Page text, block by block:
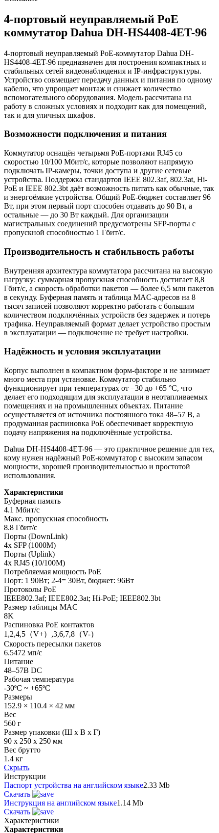
4-портовый неуправляемый PoE
коммутатор Dahua DH-HS4408-4ET-96
4-портовый неуправляемый PoE-коммутатор Dahua DH-
HS4408-4ET-96 предназначен для построения компактных и
стабильных сетей видеонаблюдения и IP-инфраструктуры.
Устройство совмещает передачу данных и питания по одному
кабелю, что упрощает монтаж и снижает количество
вспомогательного оборудования. Модель рассчитана на
работу в сложных условиях и подходит как для помещений,
так и для уличных шкафов.
Возможности подключения и питания
Коммутатор оснащён четырьмя PoE-портами RJ45 со
скоростью 10/100 Мбит/с, которые позволяют напрямую
подключать IP-камеры, точки доступа и другие сетевые
устройства. Поддержка стандартов IEEE 802.3af, 802.3at, Hi-
PoE и IEEE 802.3bt даёт возможность питать как обычные, так
и энергоёмкие устройства. Общий PoE-бюджет составляет 96
Вт, при этом первый порт способен отдавать до 90 Вт, а
остальные — до 30 Вт каждый. Для организации
магистральных соединений предусмотрены SFP-порты с
пропускной способностью 1 Гбит/с.
Производительность и стабильность работы
Внутренняя архитектура коммутатора рассчитана на высокую
нагрузку: суммарная пропускная способность достигает 8,8
Гбит/с, а скорость обработки пакетов — более 6,5 млн пакетов
в секунду. Буферная память и таблица MAC-адресов на 8
тысяч записей позволяют корректно работать с большим
количеством подключённых устройств без задержек и потерь
трафика. Неуправляемый формат делает устройство простым
в эксплуатации — подключение не требует настройки.
Надёжность и условия эксплуатации
Корпус выполнен в компактном форм-факторе и не занимает
много места при установке. Коммутатор стабильно
функционирует при температурах от −30 до +65 °C, что
делает его подходящим для эксплуатации в неотапливаемых
помещениях и на промышленных объектах. Питание
осуществляется от источника постоянного тока 48–57 В, а
продуманная распиновка PoE обеспечивает корректную
подачу напряжения на подключённые устройства.
Dahua DH-HS4408-4ET-96 — это практичное решение для тех,
кому нужен надёжный PoE-коммутатор с высоким запасом
мощности, хорошей производительностью и простотой
использования.
Характеристики
Буферная память
4.1 Мбит/с
Макс. пропускная способность
8.8 Гбит/с
Порты (DownLink)
4x SFP (1000M)
Порты (Uplink)
4x RJ45 (10/100M)
Потребляемая мощность PoE
Порт: 1 90Вт; 2-4= 30Вт, бюджет: 96Вт
Протоколы PoE
IEEE802.3af; IEEE802.3at; Hi-PoE; IEEE802.3bt
Размер таблицы MAC
8K
Распиновка PoE контактов
1,2,4,5（V+）,3,6,7,8（V-）
Скорость пересылки пакетов
6.5472 мп/с
Питание
48–57В DC
Рабочая температура
-30ºC ~ +65ºC
Размеры
152.9 × 110.4 × 42 мм
Вес
560 г
Размер упаковки (Ш х В х Г)
90 x 250 x 250 мм
Вес брутто
1.4 кг
Скрыть
Инструкции
Паспорт устройства на английском языке2.33 Mb
Скачать
Инструкция на английском языке1.14 Mb
Скачать
Характеристики
Характеристики